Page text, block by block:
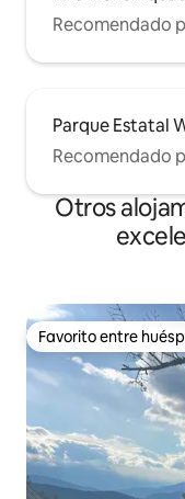
Recomendado
Parque Estatal
Recomendado
Otros
Favorito entre
Favorito entre